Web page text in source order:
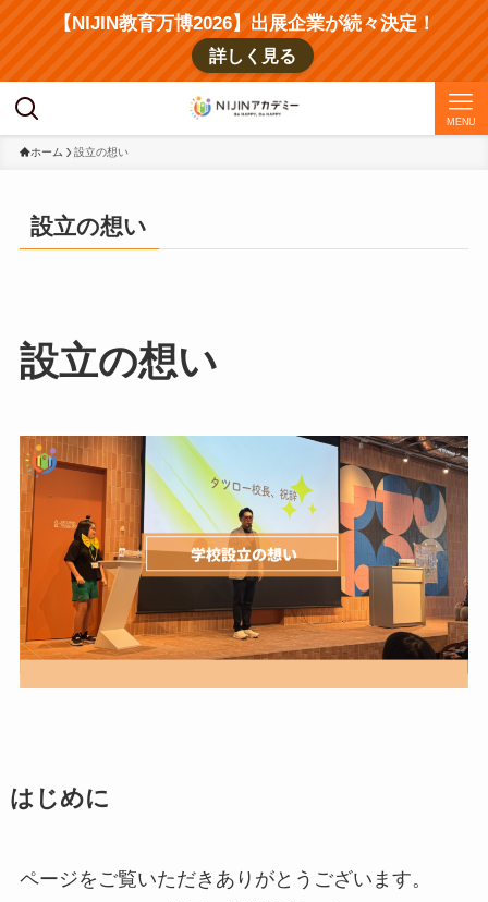
【NIJIN教育万博2026】出展企業が続々決定！
詳しく見る
MENU
ホーム 設立の想い
設立の想い
設立の想い
はじめに
ページをご覧いただきありがとうございます。